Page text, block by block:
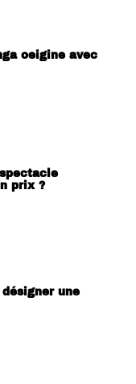
oeigine avec
prix ?
une